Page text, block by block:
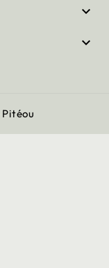

